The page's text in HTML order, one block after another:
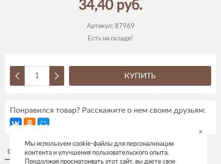
34,40 руб.
Артикул: 87969
Есть на складе!
КУПИТЬ
Понравился товар? Расскажите о нем своим друзьям:
Описание Отзывы
Мы используем cookie-файлы для персонализации
контента и улучшения пользовательского опыта.
Продолжая просматривать этот сайт, вы даете свое
×